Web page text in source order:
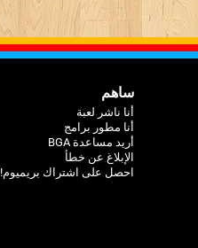
ساهم
أنا ناشر لعبة
أنا مطور برامج
أريد مساعدة BGA
الإبلاغ عن خطأ
احصل على اشتراك بريميوم!